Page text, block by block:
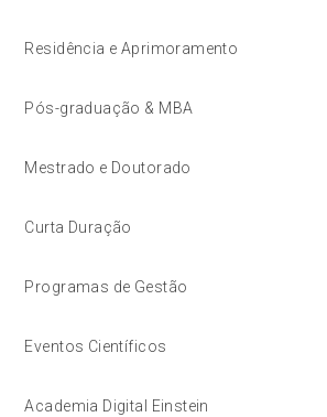
Residência e Aprimoramento
Pós-graduação & MBA
Mestrado e Doutorado
Curta Duração
Programas de Gestão
Eventos Científicos
Academia Digital Einstein